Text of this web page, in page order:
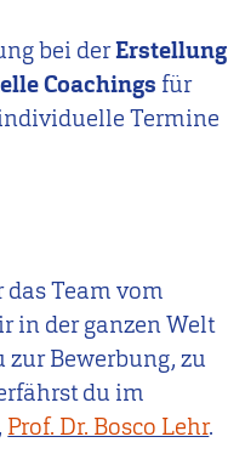
bei derErstellung
Coachings für
Termine
Team vom
in der ganzen Welt
Bewerbung, zu
du im
Prof. Dr. Bosco Lehr.